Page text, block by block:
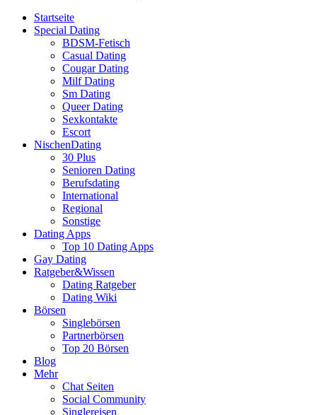
Startseite
Special Dating
BDSM-Fetisch
Casual Dating
Cougar Dating
Milf Dating
Sm Dating
Queer Dating
Sexkontakte
Escort
NischenDating
30 Plus
Senioren Dating
Berufsdating
International
Regional
Sonstige
Dating Apps
Top 10 Dating Apps
Gay Dating
Ratgeber&Wissen
Dating Ratgeber
Dating Wiki
Börsen
Singlebörsen
Partnerbörsen
Top 20 Börsen
Blog
Mehr
Chat Seiten
Social Community
Singlereisen